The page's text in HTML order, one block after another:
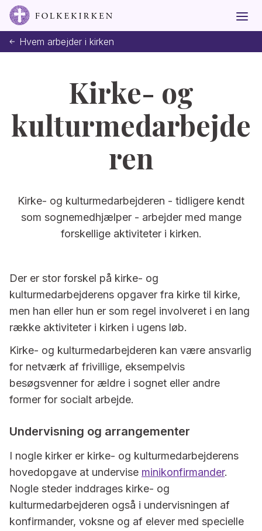
Hvem arbejder i kirken
Kirke- og
kulturmedarbejde
ren
Kirke- og kulturmedarbejderen - tidligere kendt
som sognemedhjælper - arbejder med mange
forskellige aktiviteter i kirken.
Der er stor forskel på kirke- og
kulturmedarbejderens opgaver fra kirke til kirke,
men han eller hun er som regel involveret i en lang
række aktiviteter i kirken i ugens løb.
Kirke- og kulturmedarbejderen kan være ansvarlig
for netværk af frivillige, eksempelvis
besøgsvenner for ældre i sognet eller andre
former for socialt arbejde.
Undervisning og arrangementer
I nogle kirker er kirke- og kulturmedarbejderens
hovedopgave at undervise minikonfirmander.
Nogle steder inddrages kirke- og
kulturmedarbejderen også i undervisningen af
konfirmander, voksne og af elever med specielle